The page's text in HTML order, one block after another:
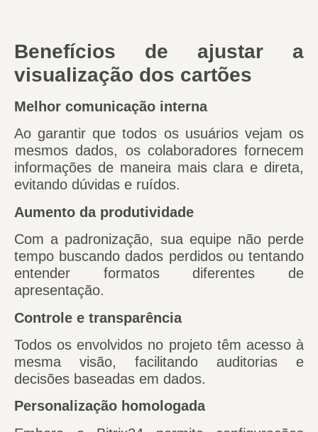
Benefícios de ajustar a
visualização dos cartões
Melhor comunicação interna
Ao garantir que todos os usuários vejam os
mesmos dados, os colaboradores fornecem
informações de maneira mais clara e direta,
evitando dúvidas e ruídos.
Aumento da produtividade
Com a padronização, sua equipe não perde
tempo buscando dados perdidos ou tentando
entender formatos diferentes de
apresentação.
Controle e transparência
Todos os envolvidos no projeto têm acesso à
mesma visão, facilitando auditorias e
decisões baseadas em dados.
Personalização homologada